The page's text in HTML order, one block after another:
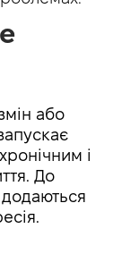
або
і
До
додаються